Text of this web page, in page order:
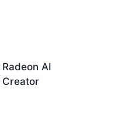
AI
Creator